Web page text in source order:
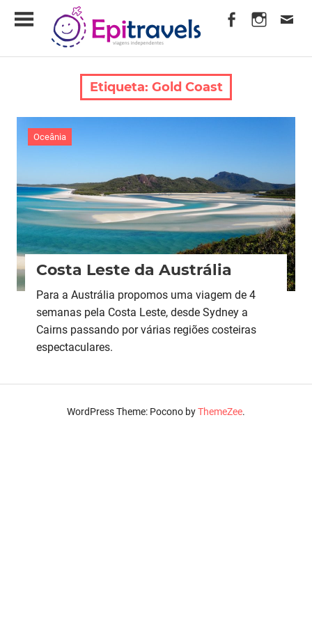
EpiTravels
Viagens
Independentes
Etiqueta: Gold Coast
Oceânia
Costa Leste da Austrália
Para a Austrália propomos uma viagem de 4
semanas pela Costa Leste, desde Sydney a
Cairns passando por várias regiões costeiras
espectaculares.
WordPress Theme: Pocono byThemeZee.